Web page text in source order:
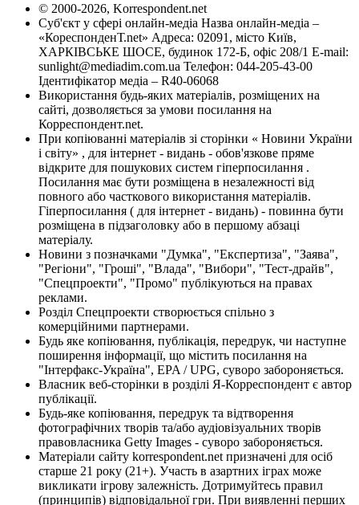
© 2000-2026, Korrespondent.net
Суб'єкт у сфері онлайн-медіа Назва онлайн-медіа –
«КореспонденТ.net» Адреса: 02091, місто Київ,
ХАРКІВСЬКЕ ШОСЕ, будинок 172-Б, офіс 208/1 E-mail:
sunlight@mediadim.com.ua Телефон: 044-205-43-00
Ідентифікатор медіа – R40-06068
Використання будь-яких матеріалів, розміщених на
сайті, дозволяється за умови посилання на
Корреспондент.net.
При копіюванні матеріалів зі сторінки « Новини України
і світу» , для інтернет - видань - обов'язкове пряме
відкрите для пошукових систем гіперпосилання .
Посилання має бути розміщена в незалежності від
повного або часткового використання матеріалів.
Гіперпосилання ( для інтернет - видань) - повинна бути
розміщена в підзаголовку або в першому абзаці
матеріалу.
Новини з позначками "Думка", "Експертиза", "Заява",
"Регіони", "Гроші", "Влада", "Вибори", "Тест-драйв",
"Спецпроекти", "Промо" публікуються на правах
реклами.
Розділ Спецпроекти створюється спільно з
комерційними партнерами.
Будь яке копіювання, публікація, передрук, чи наступне
поширення інформації, що містить посилання на
"Інтерфакс-Україна", EPA / UPG, суворо забороняється.
Власник веб-сторінки в розділі Я-Корреспондент є автор
публікації.
Будь-яке копіювання, передрук та відтворення
фотографічних творів та/або аудіовізуальних творів
правовласника Getty Images - суворо забороняється.
Матеріали сайту korrespondent.net призначені для осіб
старше 21 року (21+). Участь в азартних іграх може
викликати ігрову залежність. Дотримуйтесь правил
(принципів) відповідальної гри. При виявленні перших